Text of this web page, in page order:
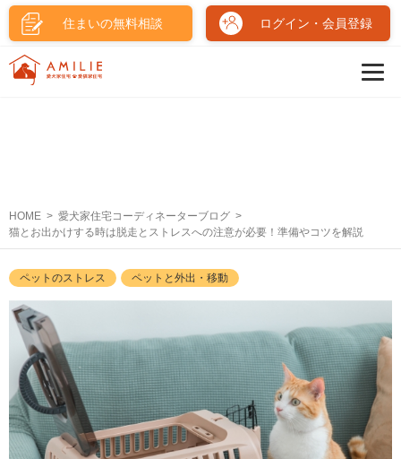
住まいの無料相談 ログイン・会員登録
HOME
愛犬家住宅コーディネーターブログ
猫とお出かけする時は脱走とストレスへの注意が必要！準備やコツを解説
ペットのストレス ペットと外出・移動